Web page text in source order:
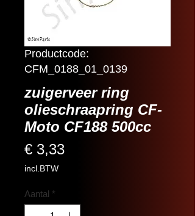
Productcode:
CFM_0188_01_0139
zuigerveer ring
olieschraapring CF-
Moto CF188 500cc
€ 3,33Prijs
incl.BTW
Aantal *